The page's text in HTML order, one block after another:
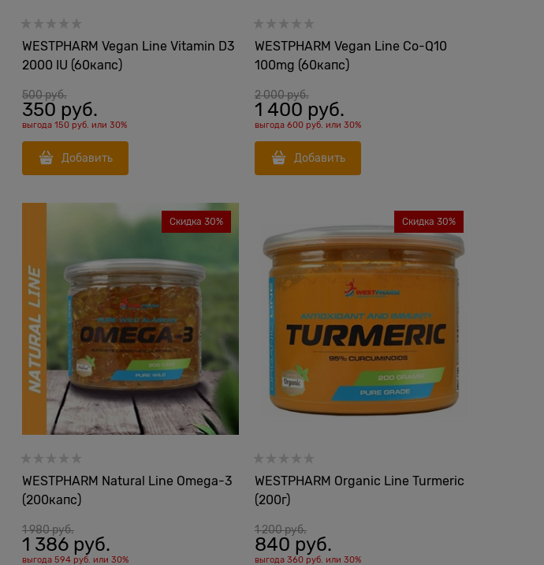
WESTPHARM Vegan Line Vitamin D3
2000 IU (60капс)
500 руб.
350 руб.
выгода 150 руб. или 30%
Добавить
WESTPHARM Vegan Line Co-Q10
100mg (60капс)
2 000 руб.
1 400 руб.
выгода 600 руб. или 30%
Добавить
WESTPHARM Natural Line Omega-3
(200капс)
Скидка 30%
1 980 руб.
1 386 руб.
выгода 594 руб. или 30%
WESTPHARM Organic Line Turmeric
(200г)
Скидка 30%
1 200 руб.
840 руб.
выгода 360 руб. или 30%